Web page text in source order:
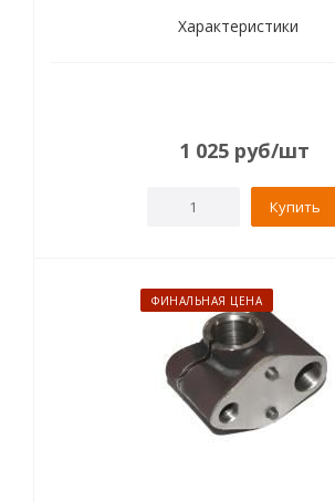
Характеристики
1 025руб/шт
Купить
ФИНАЛЬНАЯ ЦЕНА